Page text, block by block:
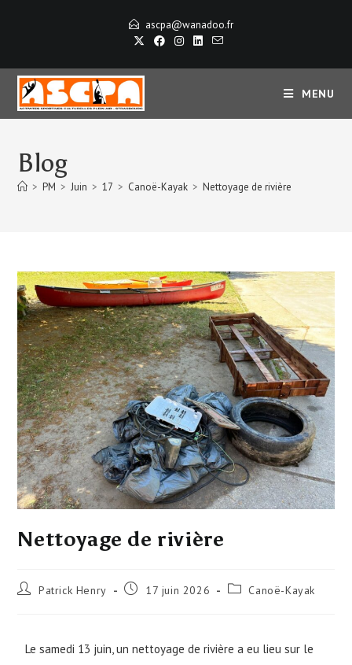
ascpa@wanadoo.fr
MENU
Blog
> PM > Juin > 17 > Canoë-Kayak > Nettoyage de rivière
Nettoyage de rivière
Patrick Henry 17 juin 2026 Canoë-Kayak
Le samedi 13 juin, un nettoyage de rivière a eu lieu sur le